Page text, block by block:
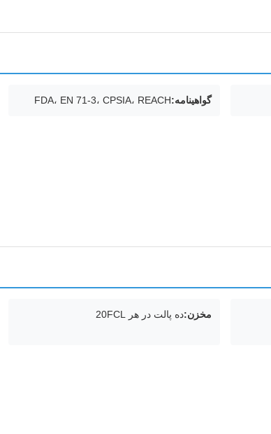
گواهینامه:FDA، EN 71-3، CPSIA، REACH
مخزن:ده پالت در هر 20FCL